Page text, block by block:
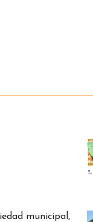
municipal,